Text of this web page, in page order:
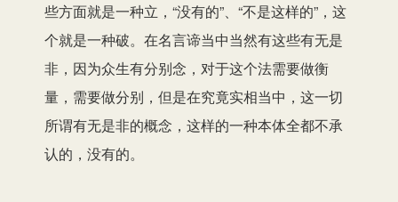
些方面就是一种立，“没有的”、 “不是这样的”， 这
个就是一种破。在名言谛当中当然有这些有无是
非 ，因为众生有分别念 ， 对于这个法需要做衡
量，需要做分别 ，但是在究竟实相当中， 这一切
所谓有无是非的概念，这样的一种本体全都不承
认的，没有的。